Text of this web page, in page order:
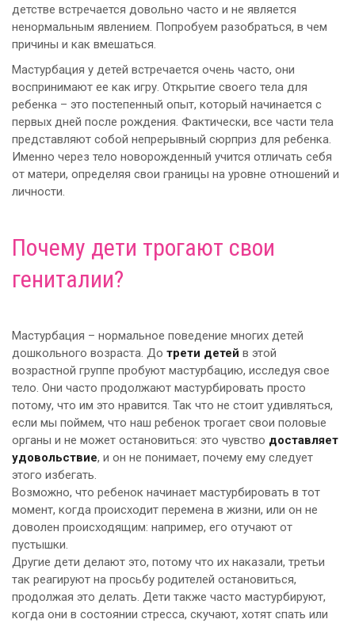
детстве встречается довольно часто и не является
ненормальным явлением. Попробуем разобраться, в чем
причины и как вмешаться.
Мастурбация у детей встречается очень часто, они
воспринимают ее как игру. Открытие своего тела для
ребенка – это постепенный опыт, который начинается с
первых дней после рождения. Фактически, все части тела
представляют собой непрерывный сюрприз для ребенка.
Именно через тело новорожденный учится отличать себя
от матери, определяя свои границы на уровне отношений и
личности.
Почему дети трогают свои
гениталии?
Мастурбация – нормальное поведение многих детей
дошкольного возраста. До трети детей в этой
возрастной группе пробуют мастурбацию, исследуя свое
тело. Они часто продолжают мастурбировать просто
потому, что им это нравится. Так что не стоит удивляться,
если мы поймем, что наш ребенок трогает свои половые
органы и не может остановиться: это чувство доставляет
удовольствие, и он не понимает, почему ему следует
этого избегать.
Возможно, что ребенок начинает мастурбировать в тот
момент, когда происходит перемена в жизни, или он не
доволен происходящим: например, его отучают от
пустышки.
Другие дети делают это, потому что их наказали, третьи
так реагируют на просьбу родителей остановиться,
продолжая это делать. Дети также часто мастурбируют,
когда они в состоянии стресса, скучают, хотят спать или